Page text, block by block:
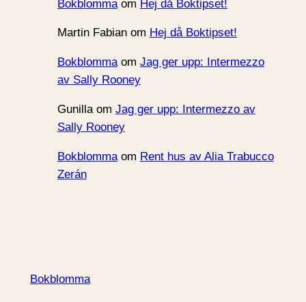
Bokblommaom Hej då Boktipset!
Martin Fabianom Hej då Boktipset!
Bokblommaom Jag ger upp: Intermezzo
av Sally Rooney
Gunillaom Jag ger upp: Intermezzo av
Sally Rooney
Bokblommaom Rent hus av Alia Trabucco
Zerán
Bokblomma